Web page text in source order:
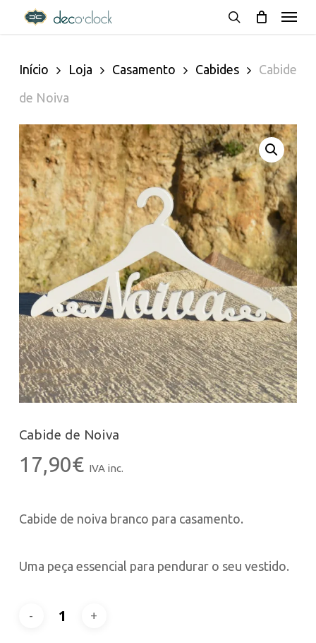
decoclock.pt
main
content
Menu
Início Loja Casamento Cabides
Cabide
de Noiva
Cabide de Noiva
17,90€ IVA inc.
Cabide de noiva branco para casamento.
Uma peça essencial para pendurar o seu vestido.